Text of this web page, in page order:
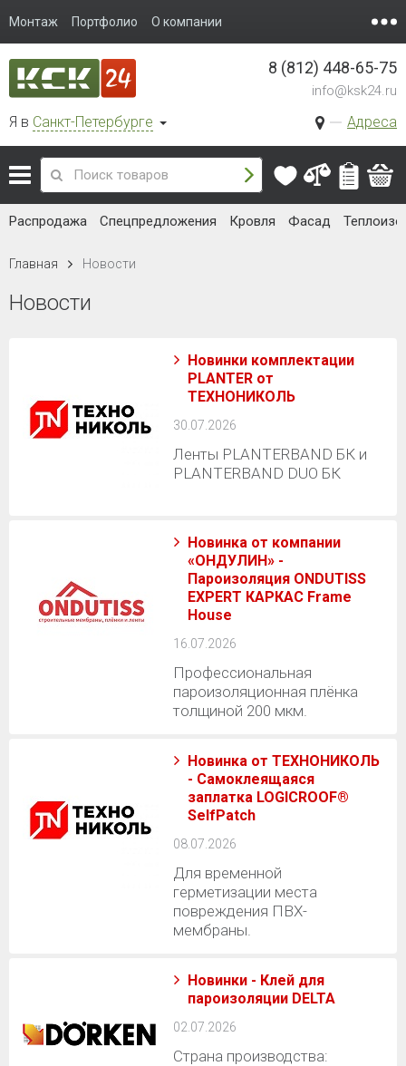
Монтаж Портфолио О компании
Я в Санкт-Петербурге Адреса
8 (812) 448-65-75
info@ksk24.ru
Распродажа Спецпредложения Кровля Фасад
Главная Новости
Новости
Новинки комплектации
PLANTER от
ТЕХНОНИКОЛЬ
30.07.2026
Ленты PLANTERBAND БК и
PLANTERBAND DUO БК
Новинка от компании
«ОНДУЛИН» -
Пароизоляция ONDUTISS
EXPERT КАРКАС Frame
House
16.07.2026
Профессиональная
пароизоляционная плёнка
толщиной 200 мкм.
Новинка от ТЕХНОНИКОЛЬ
- Самоклеящаяся
заплатка LOGICROOF®
SelfPatch
08.07.2026
Для временной
герметизации места
повреждения ПВХ-
мембраны.
Новинки - Клей для
пароизоляции DELTA
02.07.2026
Страна производства: